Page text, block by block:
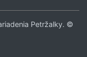
Petržalky. ©